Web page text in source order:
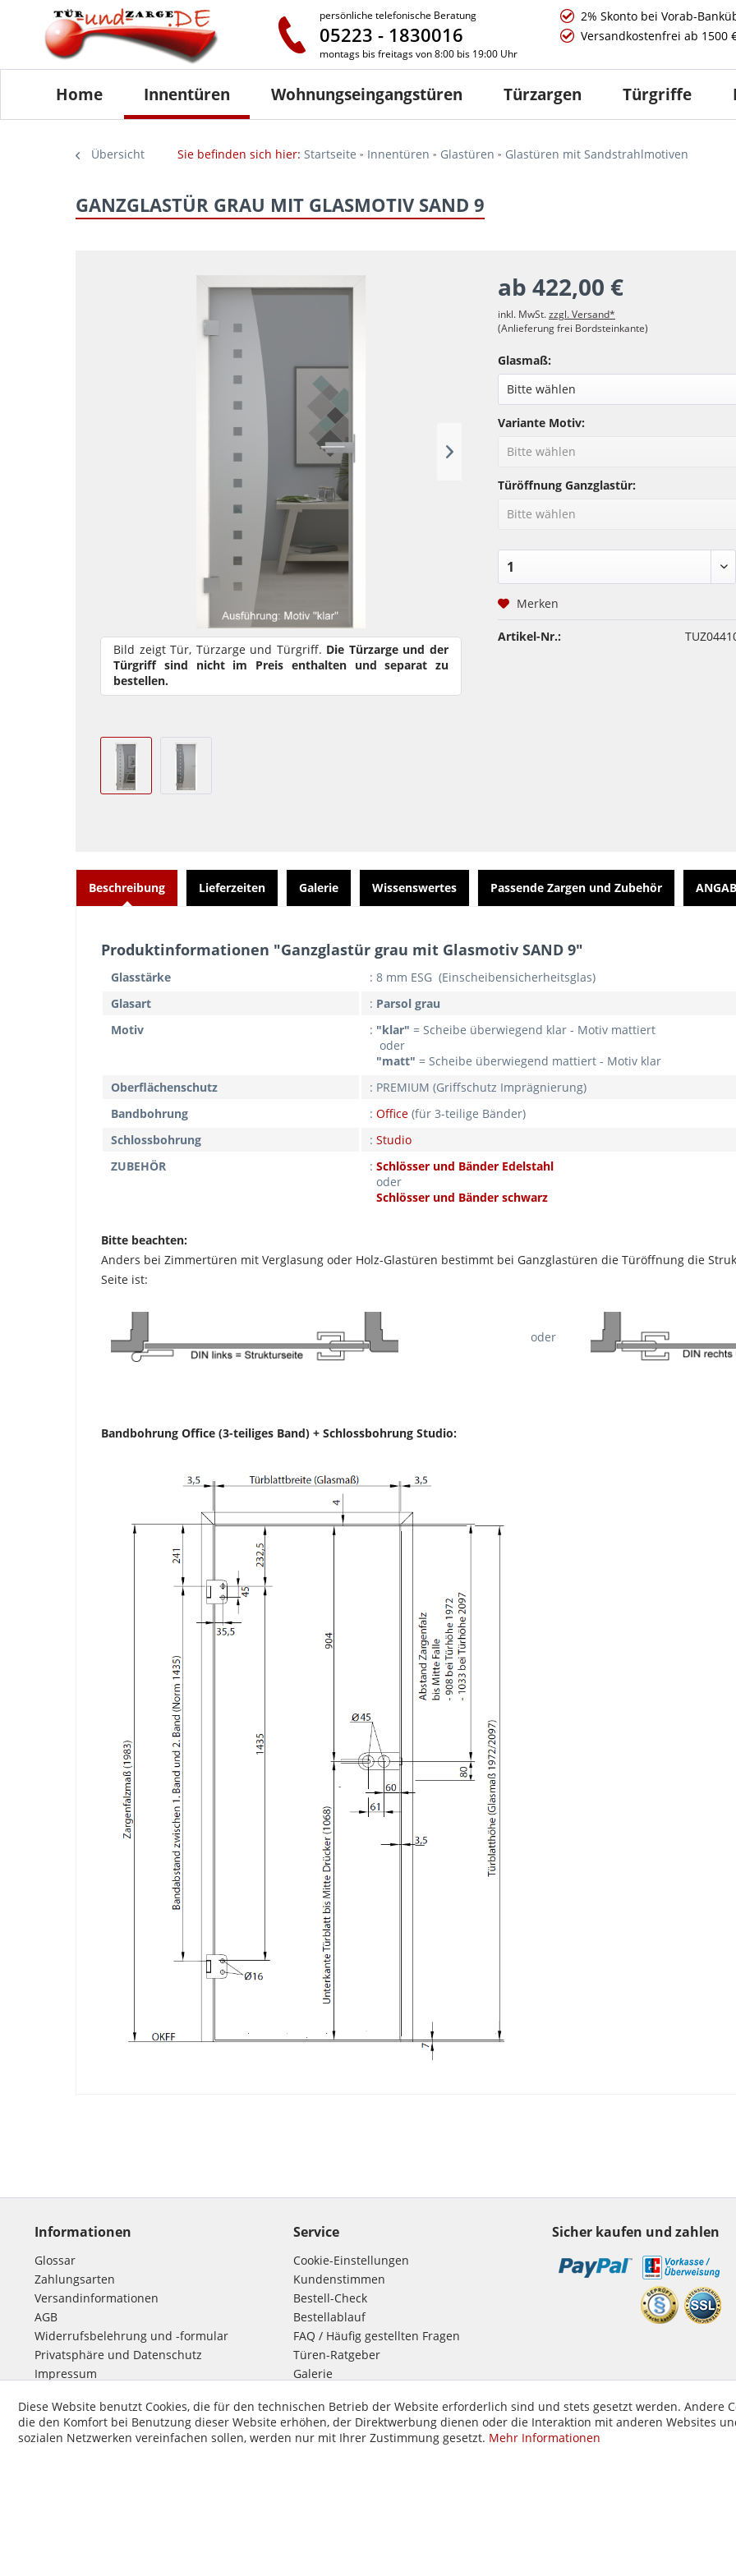
persönliche telefonische Beratung
05223 - 1830016
montags bis freitags von 8:00 bis 19:00 Uhr
2% Skonto bei Vorab-
Versandkostenfrei ab 1500
Home Innentüren Wohnungseingangstüren Türzargen Türgriffe
Übersicht Sie befinden sich hier: Startseite Innentüren Glastüren Glastüren mit Sandstrahlmotiven
GANZGLASTÜR GRAU MIT GLASMOTIV SAND 9
Bild zeigt Tür, Türzarge und Türgriff. Die Türzarge und der
Türgriff sind nicht im Preis enthalten und separat zu
bestellen.
ab 422,00 €
inkl. MwSt.zzgl. Versand*
(Anlieferung frei Bordsteinkante)
Glasmaß:
Variante Motiv:
Türöffnung Ganzglastür:
Merken
Artikel-Nr.:
Beschreibung Lieferzeiten Galerie Wissenswertes Passende Zargen und Zubehör
Produktinformationen "Ganzglastür grau mit Glasmotiv SAND 9"
Glasstärke
: 8 mm ESG (Einscheibensicherheitsglas)
Glasart
: Parsol grau
Motiv
: "klar" = Scheibe überwiegend klar - Motiv mattiert
oder
"matt" = Scheibe überwiegend mattiert - Motiv klar
Oberflächenschutz
: PREMIUM (Griffschutz Imprägnierung)
Bandbohrung
: Office (für 3-teilige Bänder)
Schlossbohrung : Studio
ZUBEHÖR
: Schlösser und Bänder Edelstahl
oder
Schlösser und Bänder schwarz
Bitte beachten:
Anders bei Zimmertüren mit Verglasung oder Holz-Glastüren bestimmt bei Ganzglastüren die Türöffnung die
Seite ist:
oder
Bandbohrung Office (3-teiliges Band) + Schlossbohrung Studio:
Informationen
Glossar
Zahlungsarten
Versandinformationen
AGB
Widerrufsbelehrung und -formular
Privatsphäre und Datenschutz
Impressum
Service
Cookie-Einstellungen
Kundenstimmen
Bestell-Check
Bestellablauf
FAQ / Häufig gestellten Fragen
Türen-Ratgeber
Galerie
Sicher kaufen und zahlen
Diese Website benutzt Cookies, die für den technischen Betrieb der Website erforderlich sind und stets gesetzt werden. Andere
die den Komfort bei Benutzung dieser Website erhöhen, der Direktwerbung dienen oder die Interaktion mit anderen Websites
sozialen Netzwerken vereinfachen sollen, werden nur mit Ihrer Zustimmung gesetzt. Mehr Informationen